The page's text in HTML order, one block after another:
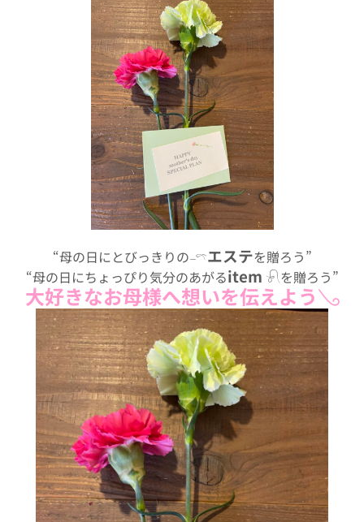
“母の日にとびっきりの𓐄𓍼エステを贈ろう”
“母の日にちょっぴり気分のあがるitem 𓍯を贈ろう”
大好きなお母様へ想いを伝えよう𓂅